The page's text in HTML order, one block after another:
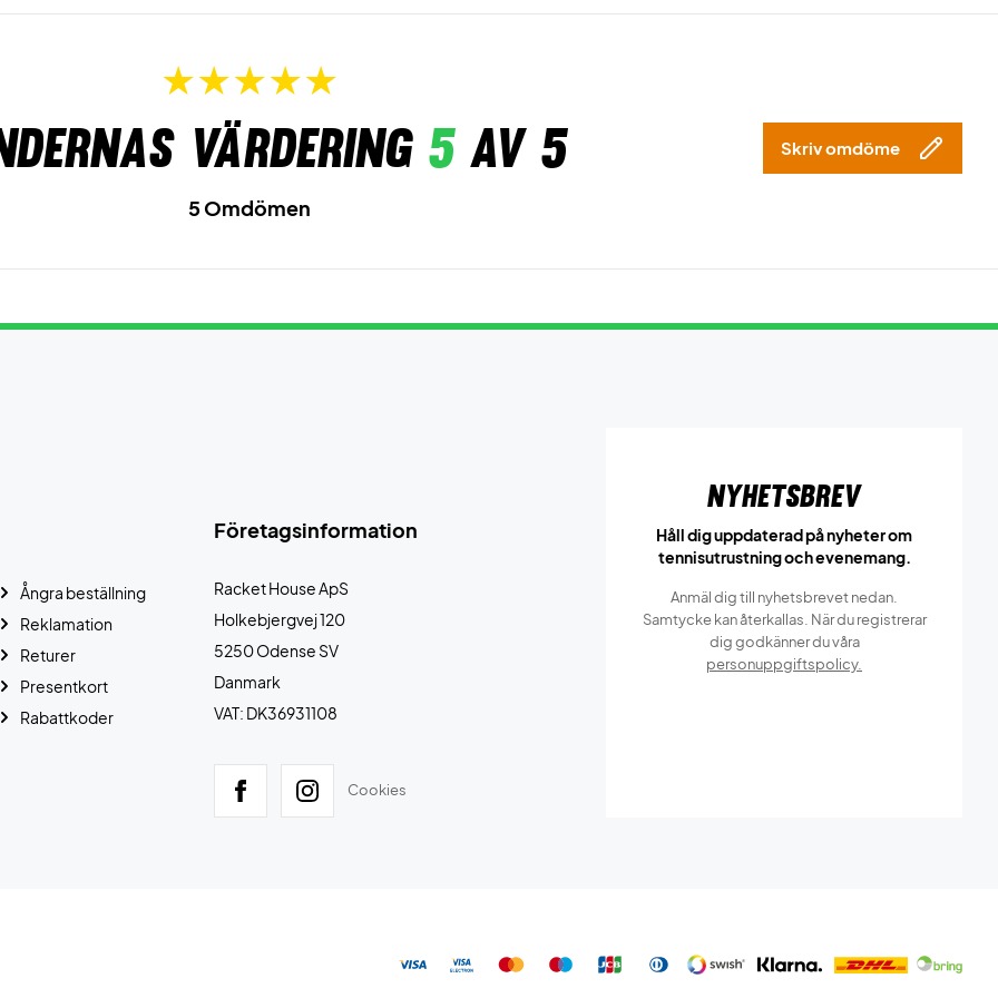
värdering 5av 5 Skriv omdöme
5 Omdömen
Företagsinformation
Racket House ApS
Holkebjergvej 120
5250 Odense SV
Danmark
VAT: DK36931108
Cookies
Ångra beställning
Reklamation
Returer
Presentkort
Rabattkoder
Nyhetsbrev
Håll dig uppdaterad på nyheter om
tennisutrustning och evenemang.
Anmäl dig till nyhetsbrevet nedan.
Samtycke kan återkallas. När du registrerar
dig godkänner du våra
personuppgiftspolicy.